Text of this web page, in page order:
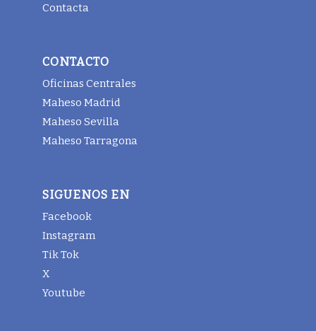
Contacta
CONTACTO
Oficinas Centrales
Maheso Madrid
Maheso Sevilla
Maheso Tarragona
SIGUENOS EN
Facebook
Instagram
Tik Tok
X
Youtube